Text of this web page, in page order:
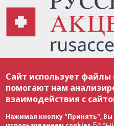
соответствии с законодательством
международными соглашениями.
материалов возможно только с
или частичного воспроизведения
ОБЯЗАТЕЛЬНА АКТИВНАЯ
текст. Фотоизображения,
ее исключительной
Сайт использует файлы
помогают нам
взаимодействия с
Нажимая кнопку "Принять", Вы